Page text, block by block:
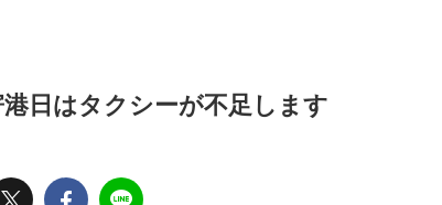
日はタクシーが不足します